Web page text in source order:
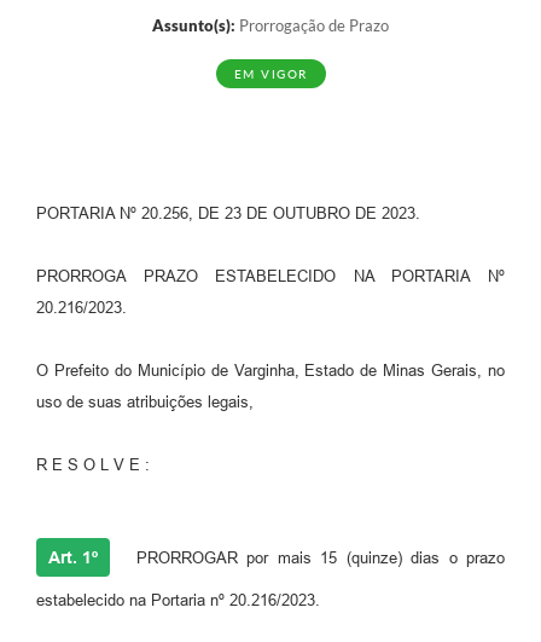
Assunto(s): Prorrogação de Prazo
EM VIGOR
PORTARIA Nº 20.256, DE 23 DE OUTUBRO DE 2023.
PRORROGA PRAZO ESTABELECIDO NA PORTARIA Nº
20.216/2023.
O Prefeito do Município de Varginha, Estado de Minas Gerais, no
uso de suas atribuições legais,
R E S O L V E :
Art. 1º PRORROGAR por mais 15 (quinze) dias o prazo
estabelecido na Portaria nº 20.216/2023.